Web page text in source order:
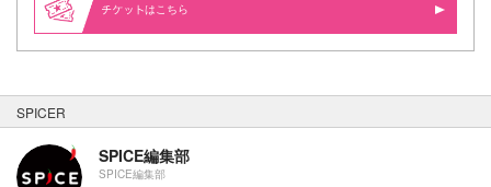
はこちら
SPICER
SPICE編集部
SPICE編集部